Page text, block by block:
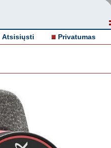
Atsisiųsti Privatumas